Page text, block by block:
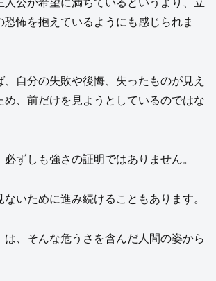
人公が希望に満ちているというより、立
恐怖を抱えているようにも感じられま
自分の失敗や後悔、失ったものが見え
め、前だけを見ようとしているのではな
ずしも強さの証明ではありません。
いために進み続けることもあります。
は、そんな危うさを含んだ人間の姿から